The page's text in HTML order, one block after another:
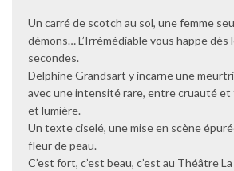
Un carré de scotch au sol, une femme
démons… L’Irrémédiable vous happe dès
secondes.
Delphine Grandsart y incarne une
avec une intensité rare, entre cruauté
et lumière.
Un texte ciselé, une mise en scène
fleur de peau.
C’est fort, c’est beau, c’est au Théâtre